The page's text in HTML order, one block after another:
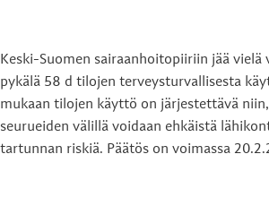
Keski-Suomen sairaanhoitopiiriin jää
pykälä 58 d tilojen terveysturvallisesta
mukaan tilojen käyttö on järjestettävä
seurueiden välillä voidaan ehkäistä
tartunnan riskiä. Päätös on voimassa